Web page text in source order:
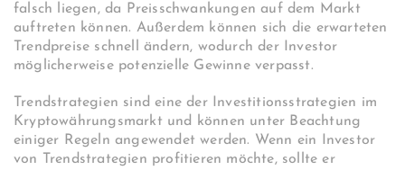
falsch liegen, da Preisschwankungen auf dem Markt
auftreten können. Außerdem können sich die erwarteten
Trendpreise schnell ändern, wodurch der Investor
möglicherweise potenzielle Gewinne verpasst.
Trendstrategien sind eine der Investitionsstrategien im
Kryptowährungsmarkt und können unter Beachtung
einiger Regeln angewendet werden. Wenn ein Investor
von Trendstrategien profitieren möchte, sollte er